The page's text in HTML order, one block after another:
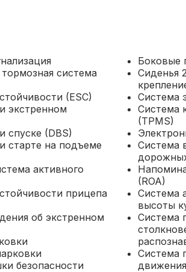
система
(ESC)
экстренном
спуске (DBS)
старте на подъеме
активного
прицепа
об экстренном
безопасности
Боковые
Сиденья
Система
Система
(TPMS)
Система
(ROA)
Система
высоты
Система
Система